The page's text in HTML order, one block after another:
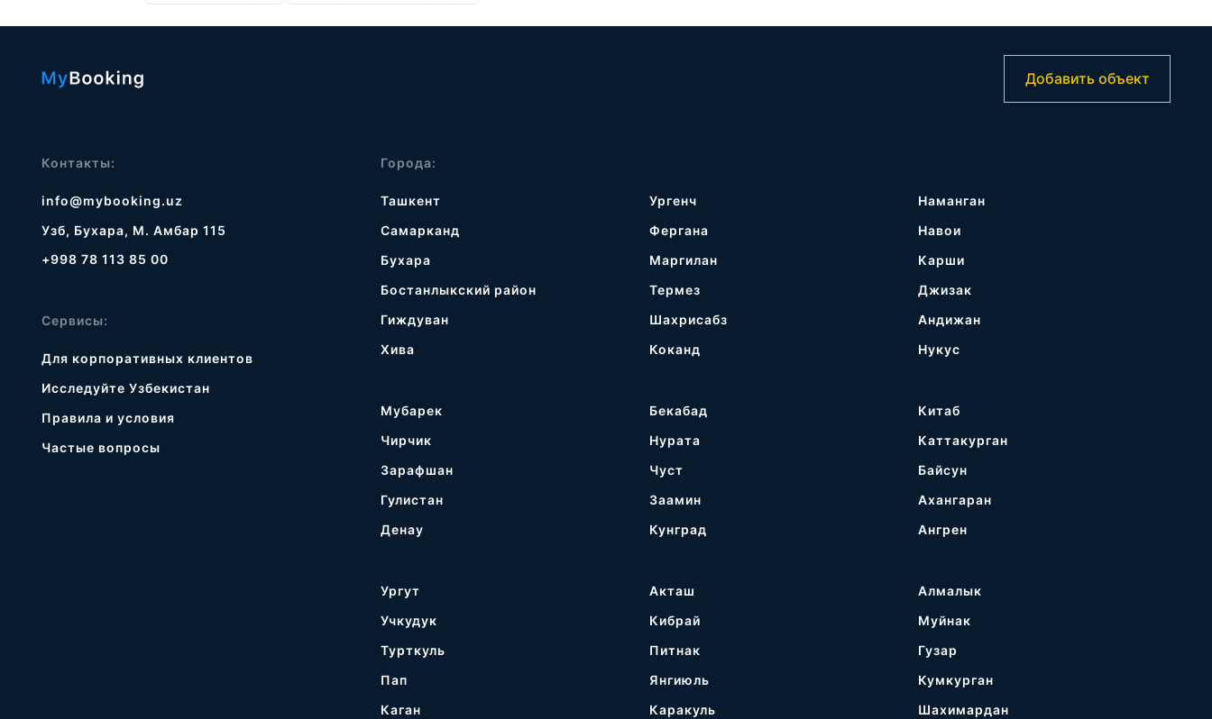
Добавить объект
Контакты:
info@mybooking.uz
Узб, Бухара, М. Амбар 115
+998 78 113 85 00
Сервисы:
Для корпоративных клиентов
Исследуйте Узбекистан
Правила и условия
Частые вопросы
Города:
Ташкент
Самарканд
Бухара
Бостанлыкский район
Гиждуван
Хива
Ургенч
Фергана
Маргилан
Термез
Шахрисабз
Коканд
Наманган
Навои
Карши
Джизак
Андижан
Нукус
Мубарек
Чирчик
Зарафшан
Гулистан
Денау
Бекабад
Нурата
Чуст
Заамин
Кунград
Китаб
Каттакурган
Байсун
Ахангаран
Ангрен
Ургут
Учкудук
Турткуль
Пап
Каган
Акташ
Кибрай
Питнак
Янгиюль
Каракуль
Алмалык
Муйнак
Гузар
Кумкурган
Шахимардан